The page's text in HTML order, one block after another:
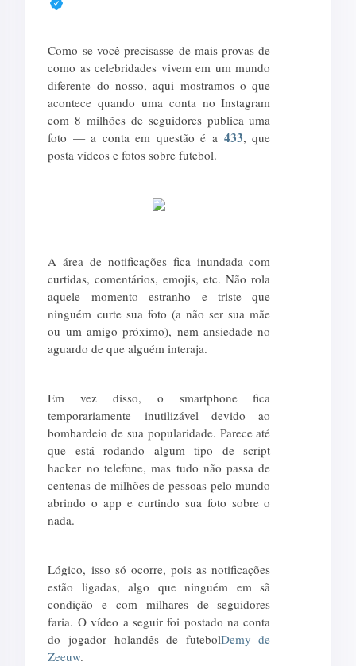
Como se você precisasse de mais provas de
como as celebridades vivem em um mundo
diferente do nosso, aqui mostramos o que
acontece quando uma conta no Instagram
com 8 milhões de seguidores publica uma
foto — a conta em questão é a433, que
posta vídeos e fotos sobre futebol.
A área de notificações fica inundada com
curtidas, comentários, emojis, etc. Não rola
aquele momento estranho e triste que
ninguém curte sua foto (a não ser sua mãe
ou um amigo próximo), nem ansiedade no
aguardo de que alguém interaja.
Em vez disso, o smartphone fica
temporariamente inutilizável devido ao
bombardeio de sua popularidade. Parece até
que está rodando algum tipo de script
hacker no telefone, mas tudo não passa de
centenas de milhões de pessoas pelo mundo
abrindo o app e curtindo sua foto sobre o
nada.
Lógico, isso só ocorre, pois as notificações
estão ligadas, algo que ninguém em sã
condição e com milhares de seguidores
faria. O vídeo a seguir foi postado na conta
do jogador holandês de futebolDemy de
Zeeuw.